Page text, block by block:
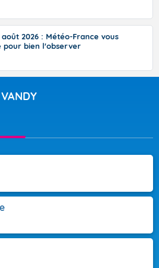
août 2026 : Météo-France vous
pour bien l'observer